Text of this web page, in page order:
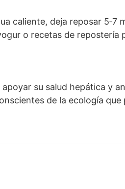
caliente, deja reposar 5‑7
o recetas de repostería
su salud hepática y
de la ecología